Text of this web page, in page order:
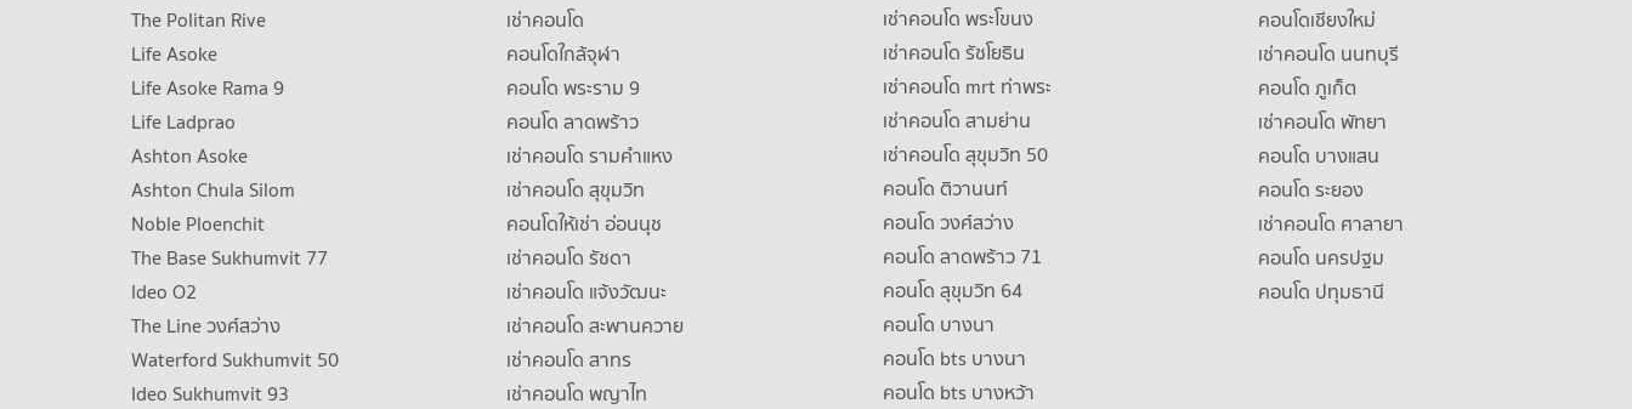
The Politan Rive
Life Asoke
Life Asoke Rama 9
Life Ladprao
Ashton Asoke
Ashton Chula Silom
Noble Ploenchit
The Base Sukhumvit 77
Ideo O2
The Line วงศ์สว่าง
Waterford Sukhumvit 50
Ideo Sukhumvit 93
เช่าคอนโด
คอนโดใกล้จุฬา
คอนโด พระราม 9
คอนโด ลาดพร้าว
เช่าคอนโด รามคําแหง
เช่าคอนโด สุขุมวิท
คอนโดให้เช่า อ่อนนุช
เช่าคอนโด รัชดา
เช่าคอนโด แจ้งวัฒนะ
เช่าคอนโด สะพานควาย
เช่าคอนโด สาทร
เช่าคอนโด พญาไท
เช่าคอนโด พระโขนง
เช่าคอนโด รัชโยธิน
เช่าคอนโด mrt ท่าพระ
เช่าคอนโด สามย่าน
เช่าคอนโด สุขุมวิท 50
คอนโด ติวานนท์
คอนโด วงศ์สว่าง
คอนโด ลาดพร้าว 71
คอนโด สุขุมวิท 64
คอนโด บางนา
คอนโด bts บางนา
คอนโด bts บางหว้า
คอนโดเชียงใหม่
เช่าคอนโด นนทบุรี
คอนโด ภูเก็ต
เช่าคอนโด พัทยา
คอนโด บางแสน
คอนโด ระยอง
เช่าคอนโด ศาลายา
คอนโด นครปฐม
คอนโด ปทุมธานี